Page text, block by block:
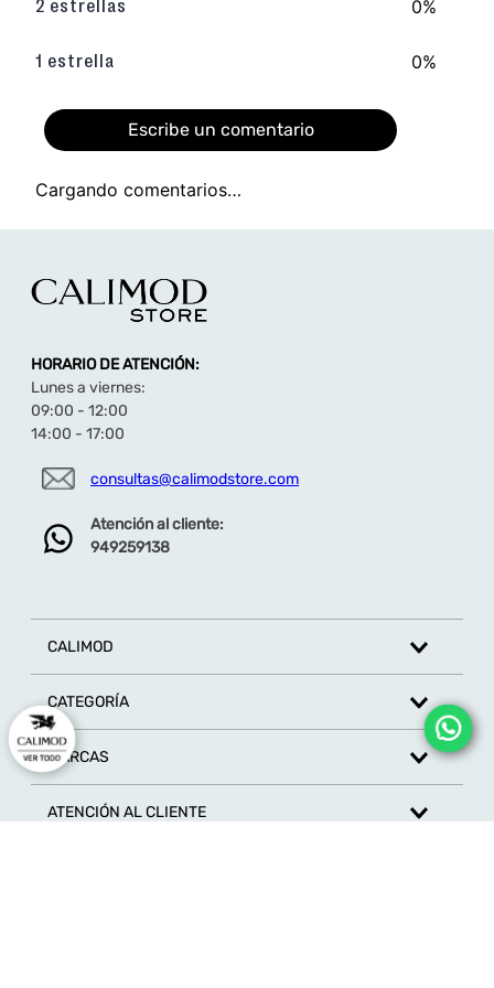
2 estrellas 0%
1 estrella 0%
Escribe un comentario
Título
Califica el producto de 1 a 5 estrellas
★★
Tu nombre
Dirección de email
Escribe un comentario
ENVIAR COMENTARIO
Cargando comentarios…
HORARIO DE ATENCIÓN:
Lunes a viernes:
09:00 - 12:00
14:00 - 17:00
consultas@calimodstore.com
Atención al cliente:
949259138
CALIMOD
CATEGORÍA
MARCAS
ATENCIÓN AL CLIENTE